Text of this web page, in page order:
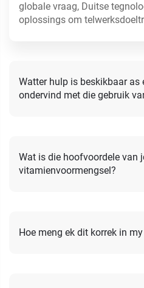
globale vraag, Duitse
oplossings om
Watter hulp is beskikbaar as
ondervind met die gebruik
Wat is die hoofvoordele van
vitamienvoormengsel?
Hoe meng ek dit korrek in my